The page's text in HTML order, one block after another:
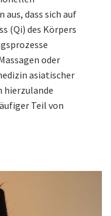
aus, dass sich auf
(Qi) des Körpers
oder
asiatischer
hierzulande
Teil von